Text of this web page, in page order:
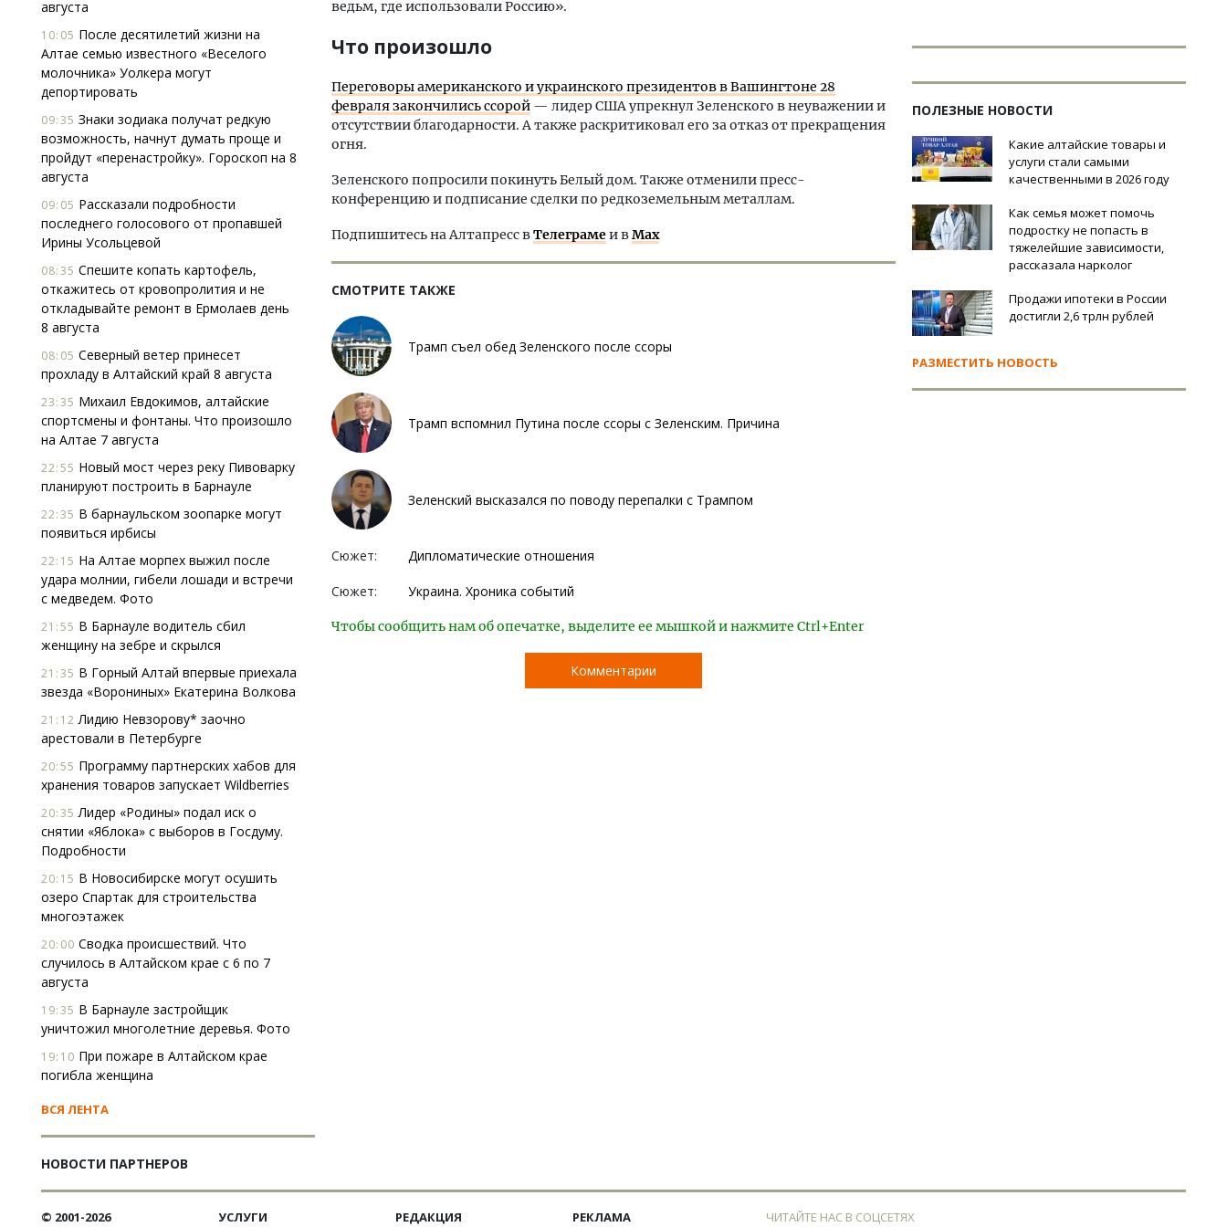
августа
10:05 После десятилетий жизни на
Алтае семью известного «Веселого
молочника» Уолкера могут
депортировать
09:35 Знаки зодиака получат редкую
возможность, начнут думать проще и
пройдут «перенастройку». Гороскоп на 8
августа
09:05 Рассказали подробности
последнего голосового от пропавшей
Ирины Усольцевой
08:35 Спешите копать картофель,
откажитесь от кровопролития и не
откладывайте ремонт в Ермолаев день
8 августа
08:05 Северный ветер принесет
прохладу в Алтайский край 8 августа
23:35 Михаил Евдокимов, алтайские
спортсмены и фонтаны. Что произошло
на Алтае 7 августа
22:55 Новый мост через реку Пивоварку
планируют построить в Барнауле
22:35 В барнаульском зоопарке могут
появиться ирбисы
22:15 На Алтае морпех выжил после
удара молнии, гибели лошади и встречи
с медведем. Фото
21:55 В Барнауле водитель сбил
женщину на зебре и скрылся
21:35 В Горный Алтай впервые приехала
звезда «Ворониных» Екатерина Волкова
21:12 Лидию Невзорову* заочно
арестовали в Петербурге
20:55 Программу партнерских хабов для
хранения товаров запускает Wildberries
20:35 Лидер «Родины» подал иск о
снятии «Яблока» с выборов в Госдуму.
Подробности
20:15 В Новосибирске могут осушить
озеро Спартак для строительства
многоэтажек
20:00 Сводка происшествий. Что
случилось в Алтайском крае с 6 по 7
августа
19:35 В Барнауле застройщик
уничтожил многолетние деревья. Фото
19:10 При пожаре в Алтайском крае
погибла женщина
ВСЯ ЛЕНТА
НОВОСТИ ПАРТНЕРОВ
ведьм, где использовали Россию».
Что произошло
Переговоры американского и украинского президентов в Вашингтоне 28
февраля закончились ссорой — лидер США упрекнул Зеленского в неуважении и
отсутствии благодарности. А также раскритиковал его за отказ от прекращения
огня.
Зеленского попросили покинуть Белый дом. Также отменили пресс-
конференцию и подписание сделки по редкоземельным металлам.
Подпишитесь на Алтапресс вТелеграмеи вMax
СМОТРИТЕ ТАКЖЕ
Трамп съел обед Зеленского после ссоры
Трамп вспомнил Путина после ссоры с Зеленским. Причина
Зеленский высказался по поводу перепалки с Трампом
Сюжет: Дипломатические отношения
Сюжет: Украина. Хроника событий
Чтобы сообщить нам об опечатке, выделите ее мышкой и нажмите Ctrl+Enter
Комментарии
ПОЛЕЗНЫЕ НОВОСТИ
Какие алтайские товары и
услуги стали самыми
качественными в 2026 году
Как семья может помочь
подростку не попасть в
тяжелейшие зависимости,
рассказала нарколог
Продажи ипотеки в России
достигли 2,6 трлн рублей
РАЗМЕСТИТЬ НОВОСТЬ
© 2001-2026
УСЛУГИ
РЕДАКЦИЯ
РЕКЛАМА
ЧИТАЙТЕ НАС В СОЦСЕТЯХ